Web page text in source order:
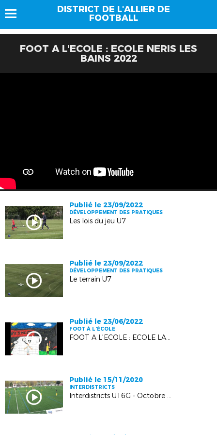
DISTRICT DE L'ALLIER DE
FOOTBALL
FOOT A L'ECOLE : ECOLE NERIS LES
BAINS 2022
Publié le 23/09/2022
DÉVELOPPEMENT DES PRATIQUES
Les lois du jeu U7
Publié le 23/09/2022
DÉVELOPPEMENT DES PRATIQUES
Le terrain U7
Publié le 23/06/2022
FOOT À L'ÉCOLE
FOOT A L'ECOLE : ECOLE LANGEVIN DOMERAT 2022
Publié le 15/11/2020
INTERDISTRICTS
Interdistricts U16G - Octobre 2020